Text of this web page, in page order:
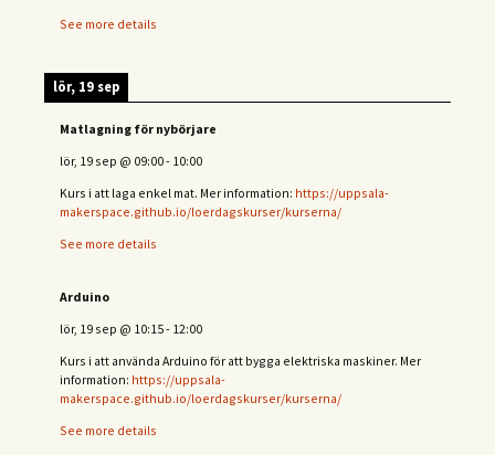
See more details
lör, 19 sep
Matlagning för nybörjare
lör, 19 sep @ 09:00- 10:00
Kurs i att laga enkel mat. Mer information: https://uppsala-
makerspace.github.io/loerdagskurser/kurserna/
See more details
Arduino
lör, 19 sep @ 10:15- 12:00
Kurs i att använda Arduino för att bygga elektriska maskiner. Mer
information: https://uppsala-
makerspace.github.io/loerdagskurser/kurserna/
See more details